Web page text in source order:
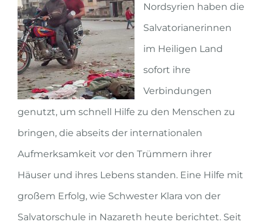
Nordsyrien haben die
Salvatorianerinnen
im Heiligen Land
sofort ihre
Verbindungen
genutzt, um schnell Hilfe zu den Menschen zu
bringen, die abseits der internationalen
Aufmerksamkeit vor den Trümmern ihrer
Häuser und ihres Lebens standen. Eine Hilfe mit
großem Erfolg, wie Schwester Klara von der
Salvatorschule in Nazareth heute berichtet. Seit